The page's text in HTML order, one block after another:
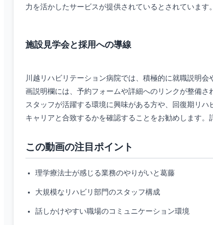
力を活かしたサービスが提供されているとされています。
施設見学会と採用への導線
川越リハビリテーション病院では、積極的に就職説明
画説明欄には、予約フォームや詳細へのリンクが整備
スタッフが活躍する環境に興味がある方や、回復期リ
キャリアと合致するかを確認することをお勧めします
この動画の注目ポイント
理学療法士が感じる業務のやりがいと葛藤
大規模なリハビリ部門のスタッフ構成
話しかけやすい職場のコミュニケーション環境